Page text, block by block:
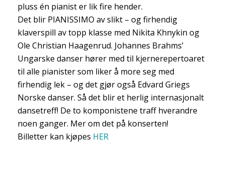
pluss én pianist er lik fire hender.
Det blir PIANISSIMO av slikt – og firhendig
klaverspill av topp klasse med Nikita Khnykin og
Ole Christian Haagenrud. Johannes Brahms’
Ungarske danser hører med til kjernerepertoaret
til alle pianister som liker å more seg med
firhendig lek – og det gjør også Edvard Griegs
Norske danser. Så det blir et herlig internasjonalt
dansetreff! De to komponistene traff hverandre
noen ganger. Mer om det på konserten!
Billetter kan kjøpes HER